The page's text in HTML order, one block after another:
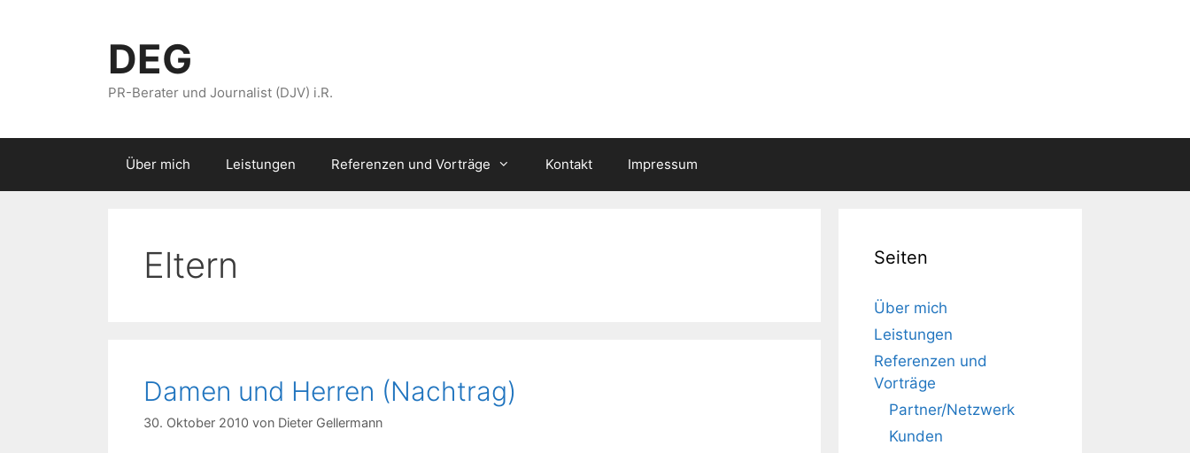
DEG
PR-Berater und Journalist (DJV) i.R.
Über mich Leistungen Referenzen und Vorträge Kontakt Impressum
Eltern
Damen und Herren (Nachtrag)
30. Oktober 2010 von Dieter Gellermann
Seiten
Über mich
Leistungen
Referenzen und
Vorträge
Partner/Netzwerk
Kunden